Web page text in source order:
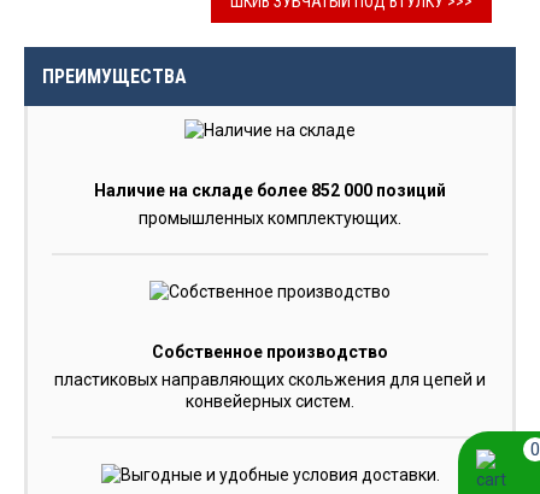
ПРЕИМУЩЕСТВА
Наличие на складе более 852 000 позиций
промышленных комплектующих.
Собственное производство
пластиковых направляющих скольжения для цепей и
конвейерных систем.
0